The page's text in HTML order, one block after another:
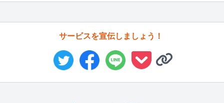
サービスを宣伝しましょう！